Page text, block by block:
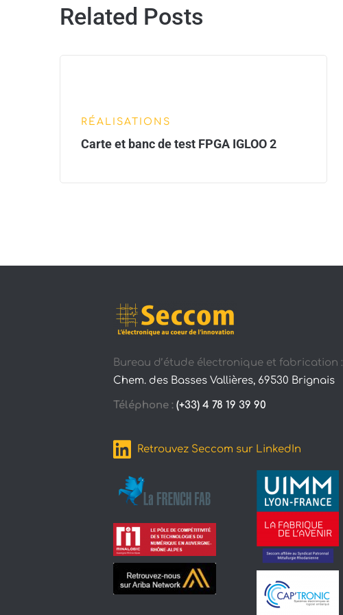
Related Posts
RÉALISATIONS
Carte et banc de test FPGA IGLOO 2
Bureau d’étude électronique et fabrication :
Chem. des Basses Vallières, 69530 Brignais
Téléphone : (+33) 4 78 19 39 90
Retrouvez Seccom sur LinkedIn